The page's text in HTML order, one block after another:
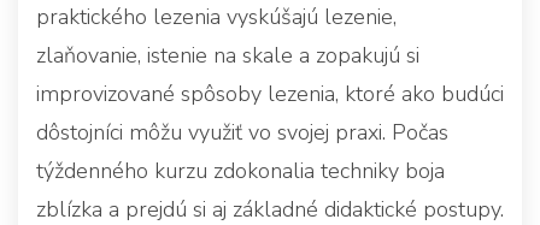
praktického lezenia vyskúšajú lezenie,
zlaňovanie, istenie na skale a zopakujú si
improvizované spôsoby lezenia, ktoré ako budúci
dôstojníci môžu využiť vo svojej praxi. Počas
týždenného kurzu zdokonalia techniky boja
zblízka a prejdú si aj základné didaktické postupy.